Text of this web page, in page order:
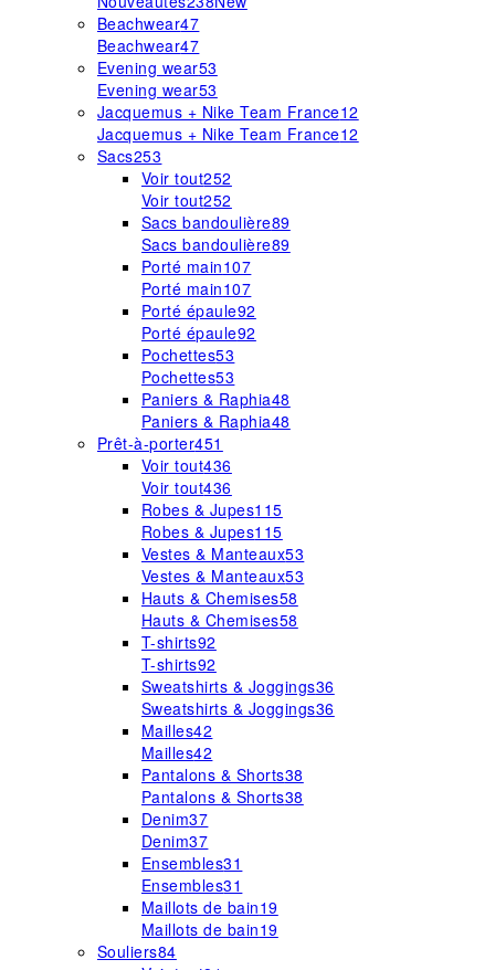
Beachwear47
Beachwear47
Evening wear53
Evening wear53
Jacquemus + Nike Team France12
Jacquemus + Nike Team France12
Sacs253
Voir tout252
Voir tout252
Sacs bandoulière89
Sacs bandoulière89
Porté main107
Porté main107
Porté épaule92
Porté épaule92
Pochettes53
Pochettes53
Paniers & Raphia48
Paniers & Raphia48
Prêt-à-porter451
Voir tout436
Voir tout436
Robes & Jupes115
Robes & Jupes115
Vestes & Manteaux53
Vestes & Manteaux53
Hauts & Chemises58
Hauts & Chemises58
T-shirts92
T-shirts92
Sweatshirts & Joggings36
Sweatshirts & Joggings36
Mailles42
Mailles42
Pantalons & Shorts38
Pantalons & Shorts38
Denim37
Denim37
Ensembles31
Ensembles31
Maillots de bain19
Maillots de bain19
Souliers84